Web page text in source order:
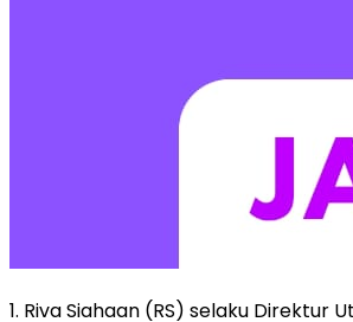
1. Riva Siahaan (RS) selaku Direktur